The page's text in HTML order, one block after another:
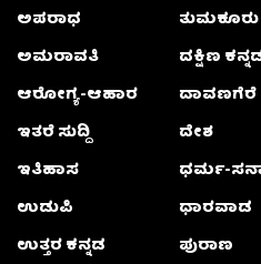
ಅಪರಾಧ
ಅಮರಾವತಿ
ಆರೋಗ್ಯ-ಆಹಾರ
ಇತರೆ ಸುದ್ದಿ
ಇತಿಹಾಸ
ಉಡುಪಿ
ಉತ್ತರ ಕನ್ನಡ
ತುಮಕೂರು
ದಕ್ಷಿಣ
ದಾವಣಗೆರೆ
ದೇಶ
ಧರ್ಮ-
ಧಾರವಾಡ
ಪುರಾಣ